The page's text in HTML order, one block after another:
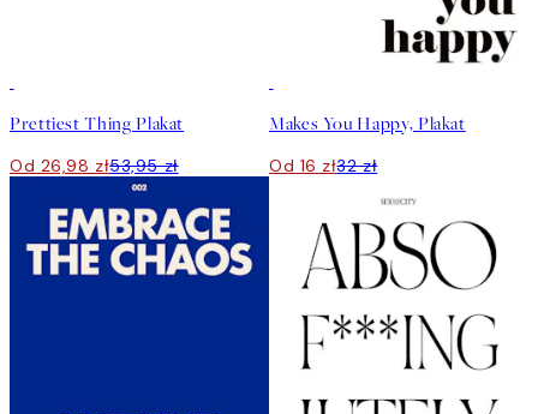
Prettiest Thing Plakat
Od 26,98 zł53,95 zł
Makes You Happy, Plakat
Od 16 zł32 zł